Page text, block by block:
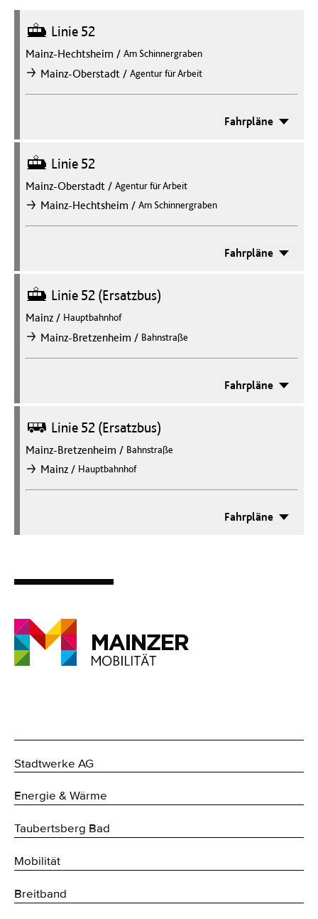
Straßenbahn
Linie 52
Mainz-Hechtsheim / Am Schinnergraben
nachMainz-Oberstadt / Agentur für Arbeit
Fahrpläne
Straßenbahn
Linie 52
Mainz-Oberstadt / Agentur für Arbeit
nachMainz-Hechtsheim / Am Schinnergraben
Fahrpläne
Straßenbahn
Linie 52 (Ersatzbus)
Mainz / Hauptbahnhof
nachMainz-Bretzenheim / Bahnstraße
Fahrpläne
Bus Linie 52 (Ersatzbus)
Mainz-Bretzenheim / Bahnstraße
nachMainz / Hauptbahnhof
Fahrpläne
Stadtwerke AG
Energie & Wärme
Taubertsberg Bad
Mobilität
Breitband